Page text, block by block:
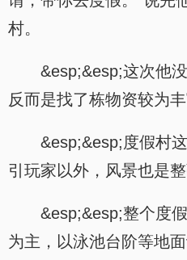
村。
&esp;&esp;这次他
反而是找了栋物资较为
&esp;&esp;度假村
引玩家以外，风景也是
&esp;&esp;整个度
为主，以泳池台阶等地